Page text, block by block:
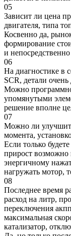
05
Зависит ли цена
двигателя, типа
Косвенно да,
формирование
и
06
На диагностике в
SCR, детали
Можно
упомянутыми
решение вполне
07
Можно ли
момента,
Если только
прирост возможно
энергичному
нагружать мотор,
08
Последнее время
расход на литр,
переключения
максимальная
катализатор,